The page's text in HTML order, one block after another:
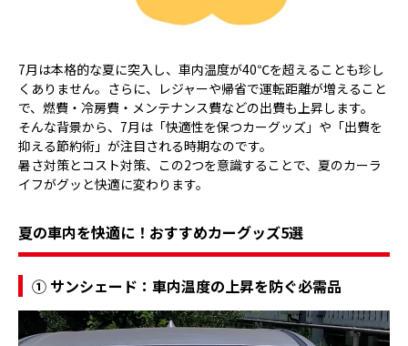
7月は本格的な夏に突入し、車内温度が40℃を超えることも珍し
くありません。さらに、レジャーや帰省で運転距離が増えること
で、燃費・冷房費・メンテナンス費などの出費も上昇します。
そんな背景から、7月は「快適性を保つカーグッズ」や「出費を
抑える節約術」が注目される時期なのです。
暑さ対策とコスト対策、この2つを意識することで、夏のカーラ
イフがグッと快適に変わります。
夏の車内を快適に！おすすめカーグッズ5選
① サンシェード：車内温度の上昇を防ぐ必需品